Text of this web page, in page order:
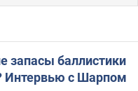
запасы баллистики
Интервью с Шарпом